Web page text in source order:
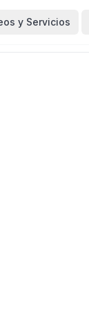
y Servicios